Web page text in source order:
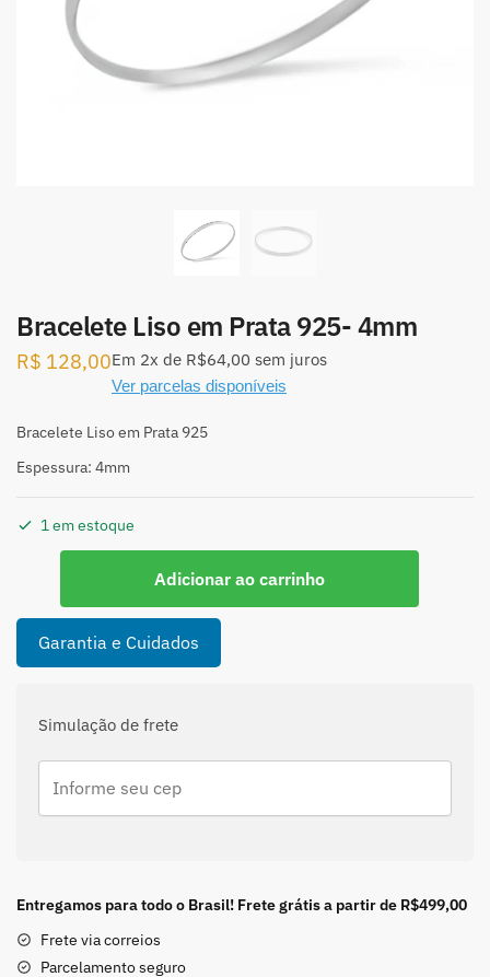
Bracelete Liso em Prata 925- 4mm
R$ 128,00Em 2x de R$64,00 sem juros
Ver parcelas disponíveis
Bracelete Liso em Prata 925
Espessura: 4mm
1 em estoque
em
Prata
925-
quantidade
Adicionar ao carrinho
Garantia e Cuidados
Simulação de frete
Entregamos para todo o Brasil! Frete grátis a partir de R$499,00
Frete via correios
Parcelamento seguro